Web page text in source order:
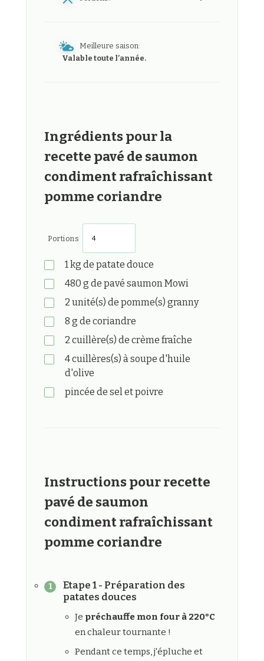
Meilleure saison:
Valable toute l’année.
Ingrédients pour la
recette pavé de saumon
condiment rafraîchissant
pomme coriandre
Portions
1kg de patate douce
480 g de pavé saumon Mowi
2 unité(s) de pomme(s) granny
8 g de coriandre
2 cuillère(s) de crème fraîche
4cuillères(s) à soupe d'huile
d'olive
pincée de sel et poivre
Instructions pour recette
pavé de saumon
condiment rafraîchissant
pomme coriandre
Etape 1 - Préparation des
patates douces
Je préchauffe mon four à 220°C
en chaleur tournante !
Pendant ce temps, j'épluche et